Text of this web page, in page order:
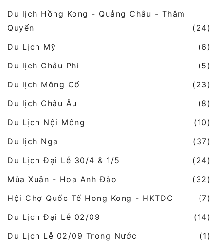
Du lịch Hồng Kong - Quảng Châu - Thâm
Quyến
(24)
Du Lịch Mỹ
(6)
Du lịch Châu Phi
(5)
Du lịch Mông Cổ
(23)
Du lịch Châu Âu
(8)
Du Lịch Nội Mông
(10)
Du lịch Nga
(37)
Du Lịch Đại Lễ 30/4 & 1/5
(24)
Mùa Xuân - Hoa Anh Đào
(32)
Hội Chợ Quốc Tế Hong Kong - HKTDC
(7)
Du Lịch Đại Lễ 02/09
(14)
Du Lịch Lễ 02/09 Trong Nước
(1)